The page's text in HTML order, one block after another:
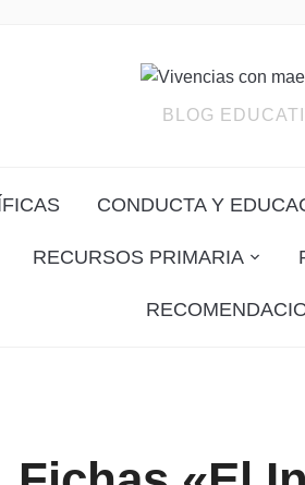
BLOG
CONDUCTA Y
RECURSOS PRIMARIA